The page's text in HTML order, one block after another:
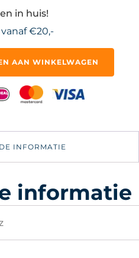
in huis!
€20,-
AAN WINKELWAGEN
INFORMATIE
informatie